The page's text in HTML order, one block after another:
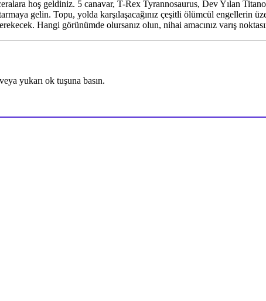
hoş geldiniz. 5 canavar, T-Rex Tyrannosaurus, Dev Yılan
gelin. Topu, yolda karşılaşacağınız çeşitli ölümcül engellerin
Hangi görünümde olursanız olun, nihai amacınız varış
yukarı ok tuşuna basın.